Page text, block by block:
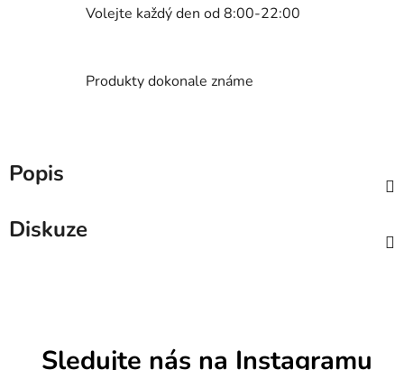
Volejte každý den od 8:00-22:00
Produkty dokonale známe
Popis
Diskuze
Sledujte nás na Instagramu